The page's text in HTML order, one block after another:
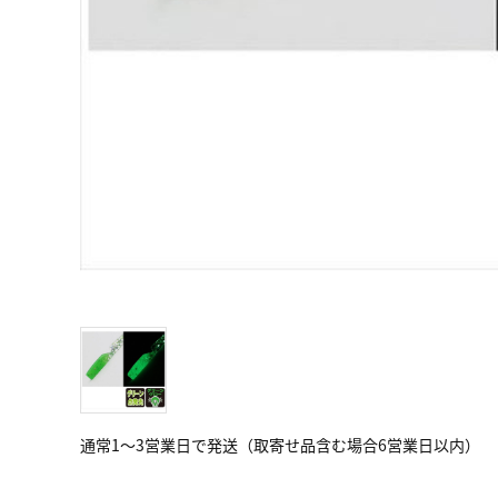
通常1～3営業日で発送（取寄せ品含む場合6営業日以内）